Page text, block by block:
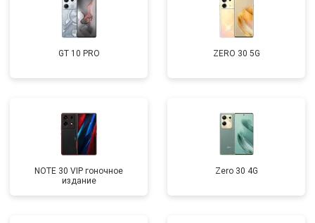
GT 10 PRO ZERO 30 5G
NOTE 30 VIP гоночное
издание
Zero 30 4G